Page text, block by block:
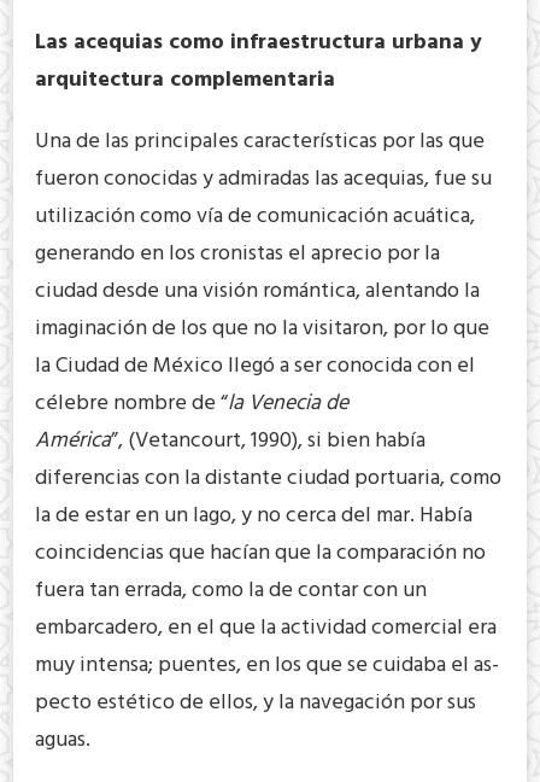
Las acequias como infraestructura urbana y
arquitectura complementaria
Una de las principales características por las que
fueron conocidas y admiradas las acequias, fue su
utilización como vía de comunicación acuática,
generando en los cronistas el aprecio por la
ciudad desde una visión romántica, alentando la
imaginación de los que no la visitaron, por lo que
la Ciudad de México llegó a ser conocida con el
célebre nombre de “la Venecia de
América”, (Vetancourt, 1990), si bien había
diferencias con la distante ciudad portuaria, como
la de estar en un lago, y no cerca del mar. Había
coincidencias que hacían que la comparación no
fuera tan errada, como la de contar con un
embarcadero, en el que la actividad comercial era
muy intensa; puentes, en los que se cuidaba el as-
pecto estético de ellos, y la navegación por sus
aguas.